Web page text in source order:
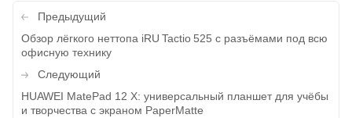
Навигация
по
записям
Предыдущий
Обзор лёгкого неттопа iRU Tactio 525 с разъёмами под всю
офисную технику
Следующий
HUAWEI MatePad 12 X: универсальный планшет для учёбы
и творчества с экраном PaperMatte